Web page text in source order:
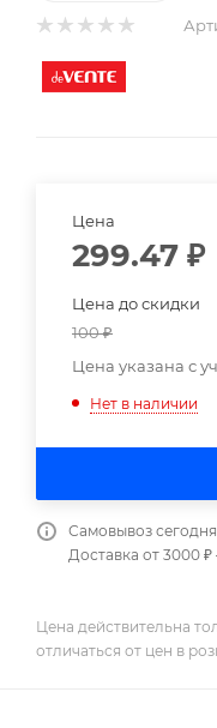
Цена
299.47 ₽
Цена до скидки
100₽
Цена указана с
Нет в наличии
Самовывоз
Доставка от 3000
Цена действительна
отличаться от цен в